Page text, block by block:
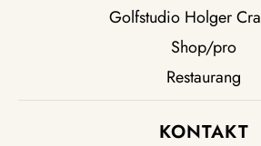
Golfstudio Holger
Shop/pro
Restaurang
KONTAKT